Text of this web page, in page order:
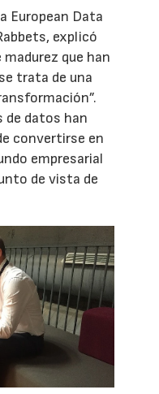
European Data
explicó
que han
trata de una
de datos han
convertirse en
empresarial
de vista de